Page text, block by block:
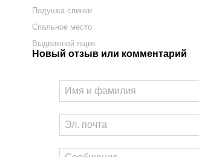
Подушка спинки
Спальное место
Выдвижной ящик
Новый отзыв или комментарий